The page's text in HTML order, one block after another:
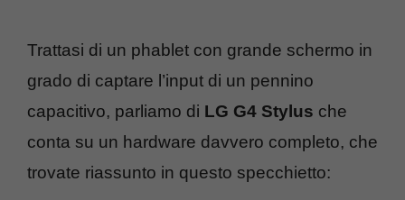
Trattasi di un phablet con grande schermo in
grado di captare l’input di un pennino
capacitivo, parliamo di LG G4 Stylus che
conta su un hardware davvero completo, che
trovate riassunto in questo specchietto: